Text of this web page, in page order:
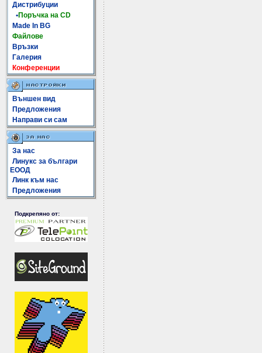
Дистрибуции
•Поръчка на CD
Made In BG
Файлове
Връзки
Галерия
Конференции
Външен вид
Предложения
Направи си сам
За нас
Линукс за българи
ЕООД
Линк към нас
Предложения
Подкрепяно от: